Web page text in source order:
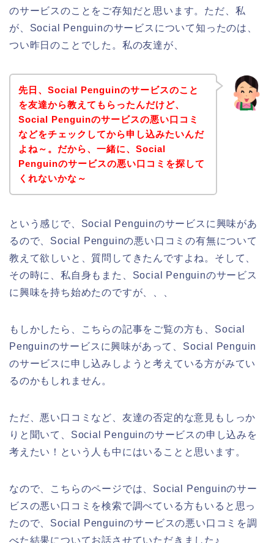
のサービスのことをご存知だと思います。ただ、私
が、Social Penguinのサービスについて知ったのは、
つい昨日のことでした。私の友達が、
先日、Social Penguinのサービスのこと
を友達から教えてもらったんだけど、
Social Penguinのサービスの悪い口コミ
などをチェックしてから申し込みたいんだ
よね～。だから、一緒に、Social
Penguinのサービスの悪い口コミを探して
くれないかな～
という感じで、Social Penguinのサービスに興味があ
るので、Social Penguinの悪い口コミの有無について
教えて欲しいと、質問してきたんですよね。そして、
その時に、私自身もまた、Social Penguinのサービス
に興味を持ち始めたのですが、、、
もしかしたら、こちらの記事をご覧の方も、Social
Penguinのサービスに興味があって、Social Penguin
のサービスに申し込みしようと考えている方がみてい
るのかもしれません。
ただ、悪い口コミなど、友達の否定的な意見もしっか
りと聞いて、Social Penguinのサービスの申し込みを
考えたい！という人も中にはいることと思います。
なので、こちらのページでは、Social Penguinのサー
ビスの悪い口コミを検索で調べている方もいると思っ
たので、Social Penguinのサービスの悪い口コミを調
べた結果についてお話させていただきました♪